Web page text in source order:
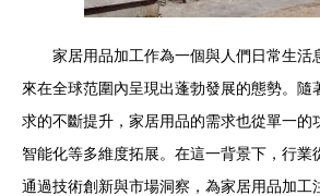
家居用品加工作為一個與人們日常生活
來在全球范圍內呈現出蓬勃發展的態勢。隨
求的不斷提升，家居用品的需求也從單一的
智能化等多維度拓展。在這一背景下，行業
通過技術創新與市場洞察，為家居用品加工